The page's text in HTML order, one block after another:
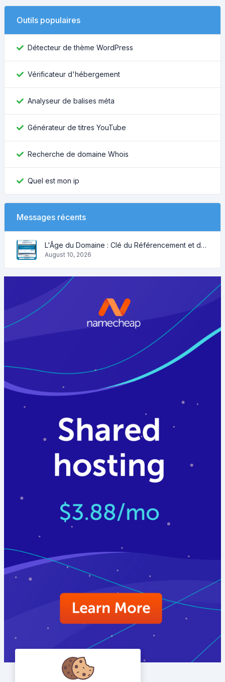
Outils populaires
Détecteur de thème WordPress
Vérificateur d'hébergement
Analyseur de balises méta
Générateur de titres YouTube
Recherche de domaine Whois
Quel est mon ip
Messages récents
L'Âge du Domaine : Clé du Référencement et de la Crédibilité
August 10, 2026